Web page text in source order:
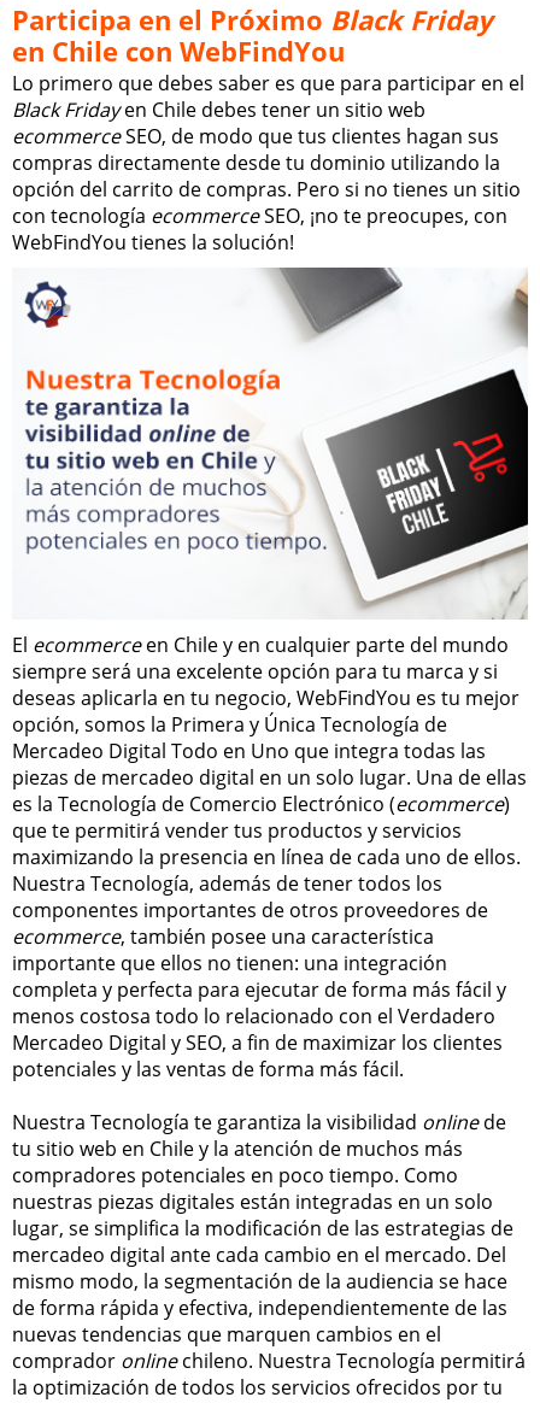
Participa en el Próximo Black Friday
en Chile con WebFindYou
Lo primero que debes saber es que para participar en el
Black Fridayen Chile debes tener un sitio web
ecommerceSEO, de modo que tus clientes hagan sus
compras directamente desde tu dominio utilizando la
opción del carrito de compras. Pero si no tienes un sitio
con tecnología ecommerceSEO, ¡no te preocupes, con
WebFindYou tienes la solución!
El ecommerceen Chile y en cualquier parte del mundo
siempre será una excelente opción para tu marca y si
deseas aplicarla en tu negocio, WebFindYou es tu mejor
opción, somos la Primera y Única Tecnología de
Mercadeo Digital Todo en Uno que integra todas las
piezas de mercadeo digital en un solo lugar. Una de ellas
es la Tecnología de Comercio Electrónico (ecommerce)
que te permitirá vender tus productos y servicios
maximizando la presencia en línea de cada uno de ellos.
Nuestra Tecnología, además de tener todos los
componentes importantes de otros proveedores de
ecommerce, también posee una característica
importante que ellos no tienen: una integración
completa y perfecta para ejecutar de forma más fácil y
menos costosa todo lo relacionado con el Verdadero
Mercadeo Digital y SEO, a fin de maximizar los clientes
potenciales y las ventas de forma más fácil.
Nuestra Tecnología te garantiza la visibilidad onlinede
tu sitio web en Chile y la atención de muchos más
compradores potenciales en poco tiempo. Como
nuestras piezas digitales están integradas en un solo
lugar, se simplifica la modificación de las estrategias de
mercadeo digital ante cada cambio en el mercado. Del
mismo modo, la segmentación de la audiencia se hace
de forma rápida y efectiva, independientemente de las
nuevas tendencias que marquen cambios en el
comprador onlinechileno. Nuestra Tecnología permitirá
la optimización de todos los servicios ofrecidos por tu